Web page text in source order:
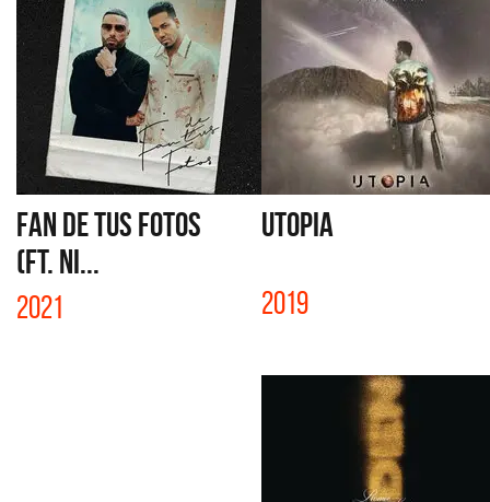
FAN DE TUS FOTOS
(FT. NI...
2021
UTOPIA
2019